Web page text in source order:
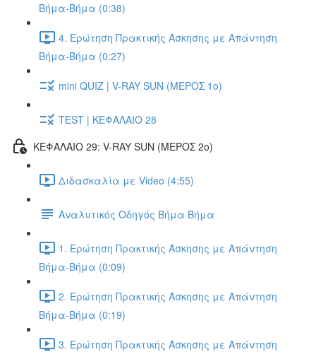
Βήμα-Βήμα (0:38)
4. Ερώτηση Πρακτικής Άσκησης με Απάντηση
Βήμα-Βήμα (0:27)
mini QUIZ | V-RAY SUN (ΜΕΡΟΣ 1o)
TEST | ΚΕΦΑΛΑΙΟ 28
ΚΕΦΑΛΑΙΟ 29: V-RAY SUN (ΜΕΡΟΣ 2o)
Διδασκαλία με Video (4:55)
Αναλυτικός Οδηγός Βήμα Βήμα
1. Ερώτηση Πρακτικής Άσκησης με Απάντηση
Βήμα-Βήμα (0:09)
2. Ερώτηση Πρακτικής Άσκησης με Απάντηση
Βήμα-Βήμα (0:19)
3. Ερώτηση Πρακτικής Άσκησης με Απάντηση